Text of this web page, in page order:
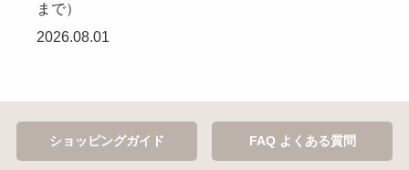
まで）
2026.08.01
ショッピングガイド FAQ よくある質問